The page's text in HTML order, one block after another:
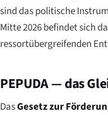
sind das politische
Mitte 2026 befindet sich
ressortübergreifenden
PEPUDA — das
DasGesetz zur